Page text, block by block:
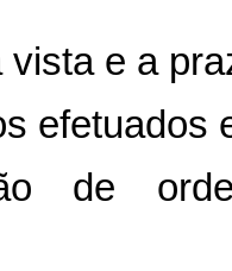
vista e a
efetuados
de